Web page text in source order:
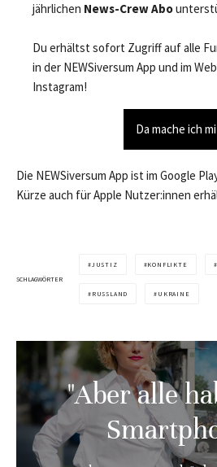
jährlichen News-Crew Abo
Du erhältst sofort Zugriff auf alle
in der NEWSiversum App und im
Instagram!
Da mache ich
Die NEWSiversum App ist im Google
Kürze auch für Apple Nutzer:innen
SCHLAGWÖRTER
JUSTIZ KONFLIKTE
RUSSLAND UKRAINE
"Aber alle